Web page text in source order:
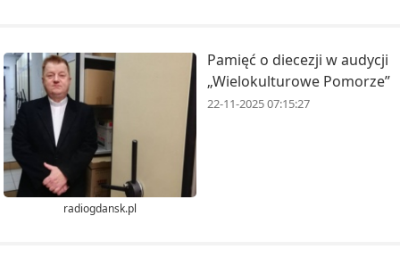
radiogdansk.pl
Pamięć o diecezji w audycji
„Wielokulturowe Pomorze”
22-11-2025 07:15:27